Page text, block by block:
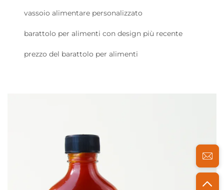
vassoio alimentare personalizzato
barattolo per alimenti con design più recente
prezzo del barattolo per alimenti